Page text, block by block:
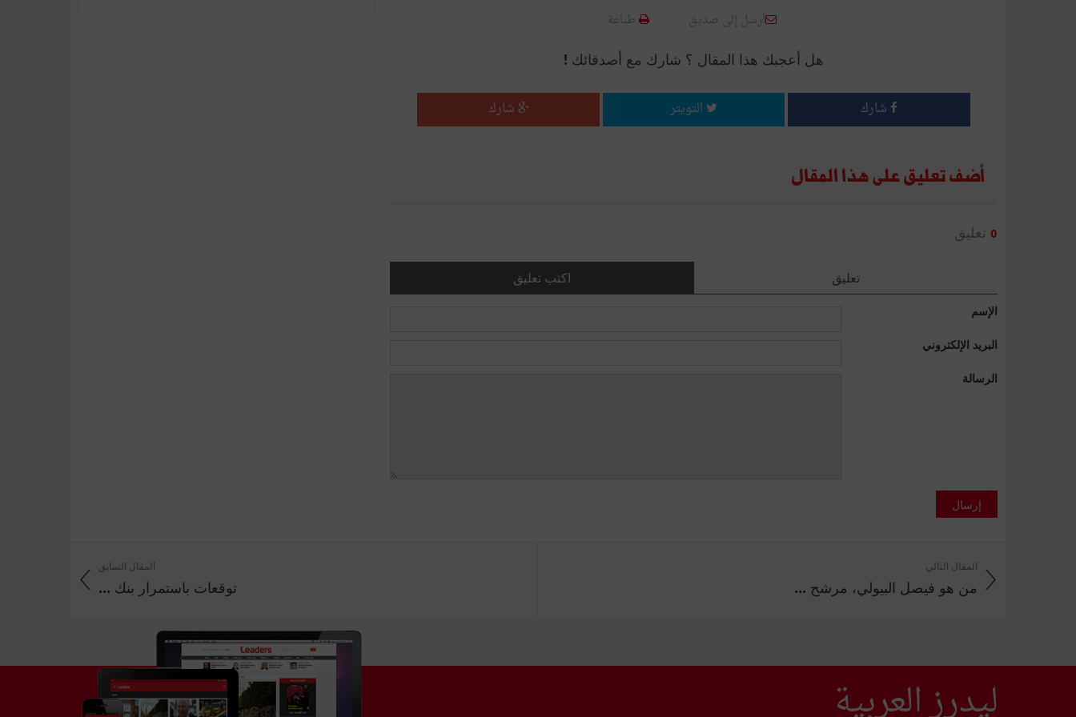
أرسل إلى صديق طباعة
هل أعجبك هذا المقال ؟ شارك مع أصدقائك !
شارك التويتر شارك
أضف تعليق على هذا المقال
0 تعليق
اكتب تعليق تعليق
الإسم
البريد الإلكتروني
الرسالة
إرسال
المقال السابق
توقعات باستمرار بنك ...
المقال التالي
من هو فيصل البيولي، مرشح ...
ليدرز العربية